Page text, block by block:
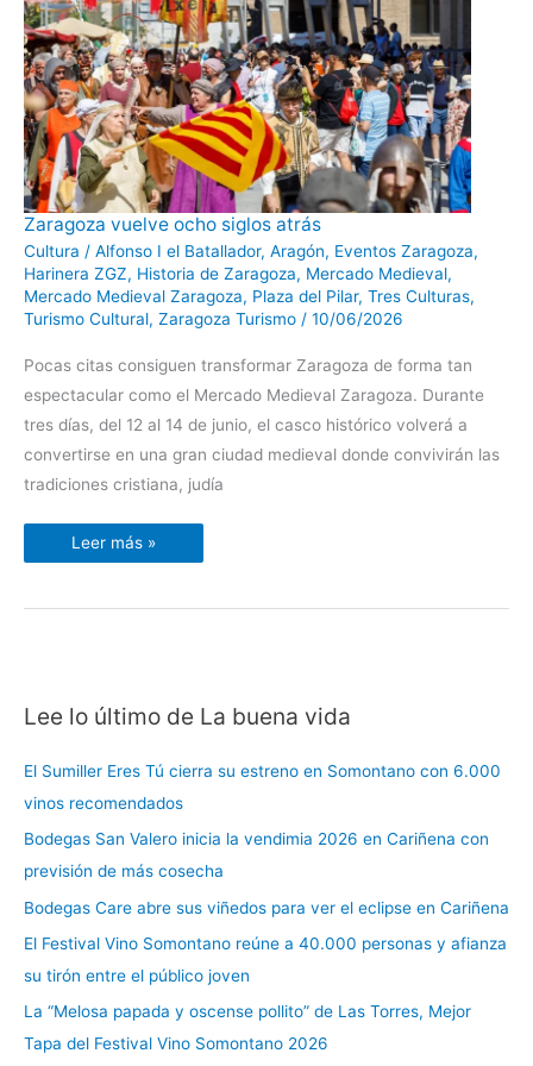
Zaragoza vuelve ocho siglos atrás
Cultura / Alfonso I el Batallador, Aragón, Eventos Zaragoza,
Harinera ZGZ, Historia de Zaragoza, Mercado Medieval,
Mercado Medieval Zaragoza, Plaza del Pilar, Tres Culturas,
Turismo Cultural, Zaragoza Turismo / 10/06/2026
Pocas citas consiguen transformar Zaragoza de forma tan
espectacular como el Mercado Medieval Zaragoza. Durante
tres días, del 12 al 14 de junio, el casco histórico volverá a
convertirse en una gran ciudad medieval donde convivirán las
tradiciones cristiana, judía
Zaragoza
vuelve
ocho
siglos
atrás
Leer más »
Lee lo último de La buena vida
El Sumiller Eres Tú cierra su estreno en Somontano con 6.000
vinos recomendados
Bodegas San Valero inicia la vendimia 2026 en Cariñena con
previsión de más cosecha
Bodegas Care abre sus viñedos para ver el eclipse en Cariñena
El Festival Vino Somontano reúne a 40.000 personas y afianza
su tirón entre el público joven
La “Melosa papada y oscense pollito” de Las Torres, Mejor
Tapa del Festival Vino Somontano 2026
C
t
e
g
o
r
í
a
s